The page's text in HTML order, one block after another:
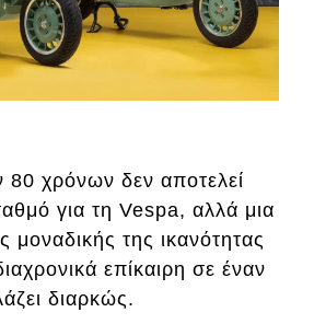
80 χρόνων δεν αποτελεί
για τη Vespa, αλλά μια
μοναδικής της ικανότητας
επίκαιρη σε έναν
διαρκώς.